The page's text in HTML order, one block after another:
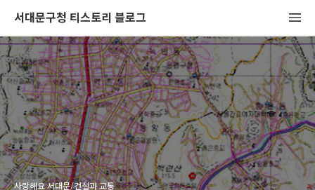
서대문구청 티스토리 블로그
사랑해요 서대문/건설과 교통